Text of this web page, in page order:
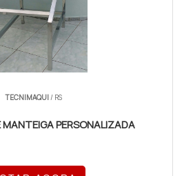
TECNIMAQUI/ RS
MANTEIGA PERSONALIZADA